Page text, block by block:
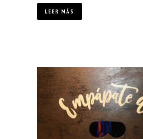
LEER MÁS